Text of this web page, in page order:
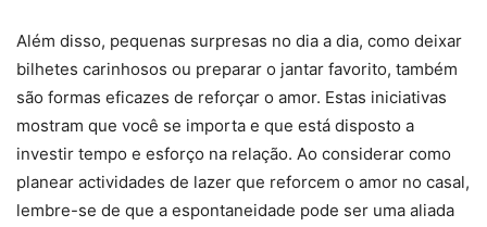
Além disso, pequenas surpresas no dia a dia, como deixar
bilhetes carinhosos ou preparar o jantar favorito, também
são formas eficazes de reforçar o amor. Estas iniciativas
mostram que você se importa e que está disposto a
investir tempo e esforço na relação. Ao considerar como
planear actividades de lazer que reforcem o amor no casal,
lembre-se de que a espontaneidade pode ser uma aliada